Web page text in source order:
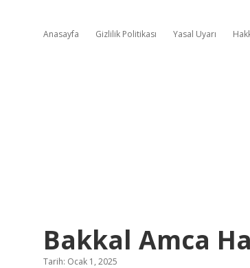
Anasayfa Gizlilik Politikası Yasal Uyarı
Bakkal Amca
Tarih: Ocak 1, 2025